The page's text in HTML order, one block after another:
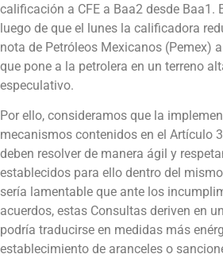
calificación a CFE a Baa2 desde Baa1.
luego de que el lunes la calificadora
nota de Petróleos Mexicanos (Pemex)
que pone a la petrolera en un terreno
especulativo.
Por ello, consideramos que la
mecanismos contenidos en el Artículo
deben resolver de manera ágil y
establecidos para ello dentro del
sería lamentable que ante los
acuerdos, estas Consultas deriven en
podría traducirse en medidas más
establecimiento de aranceles o